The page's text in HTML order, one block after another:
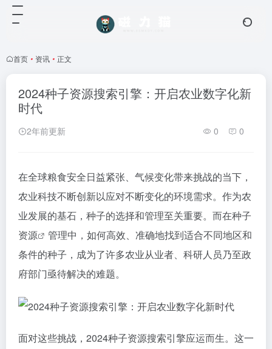
首页 • 资讯 • 正文
2024种子资源搜索引擎：开启农业数字化新
时代
2年前更新 0 0
在全球粮食安全日益紧张、气候变化带来挑战的当下，
农业科技不断创新以应对不断变化的环境需求。作为农
业发展的基石，种子的选择和管理至关重要。而在种子
资源
管理中，如何高效、准确地找到适合不同地区和
条件的种子，成为了许多农业从业者、科研人员乃至政
府部门亟待解决的难题。
面对这些挑战，2024种子资源搜索引擎应运而生。这一